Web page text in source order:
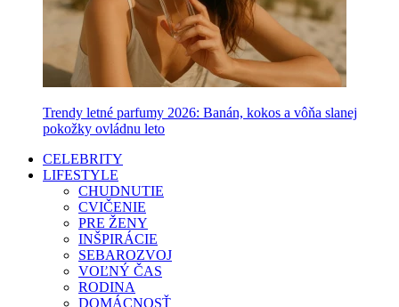
Trendy letné parfumy 2026: Banán, kokos a vôňa slanej
pokožky ovládnu leto
CELEBRITY
LIFESTYLE
CHUDNUTIE
CVIČENIE
PRE ŽENY
INŠPIRÁCIE
SEBAROZVOJ
VOĽNÝ ČAS
RODINA
DOMÁCNOSŤ